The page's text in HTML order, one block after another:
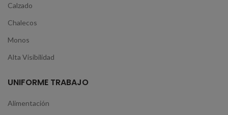
Calzado
Chalecos
Monos
Alta Visibilidad
UNIFORME TRABAJO
Alimentación